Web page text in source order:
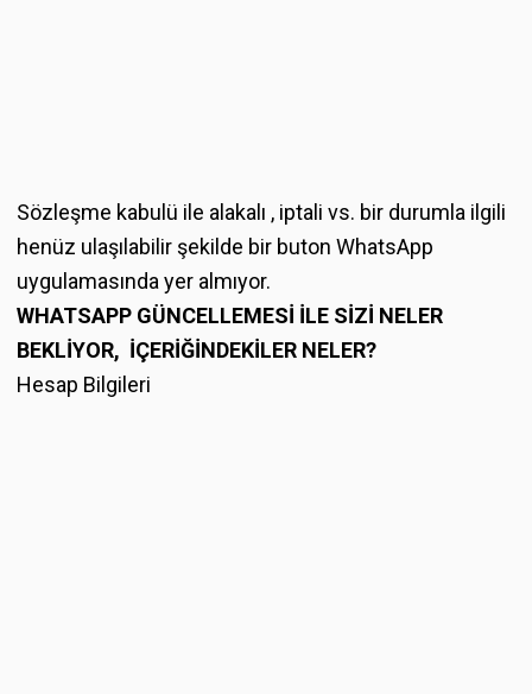
Sözleşme kabulü ile alakalı , iptali vs. bir durumla ilgili
henüz ulaşılabilir şekilde bir buton WhatsApp
uygulamasında yer almıyor.
WHATSAPP GÜNCELLEMESİ İLE SİZİ NELER
BEKLİYOR, İÇERİĞİNDEKİLER NELER?
Hesap Bilgileri